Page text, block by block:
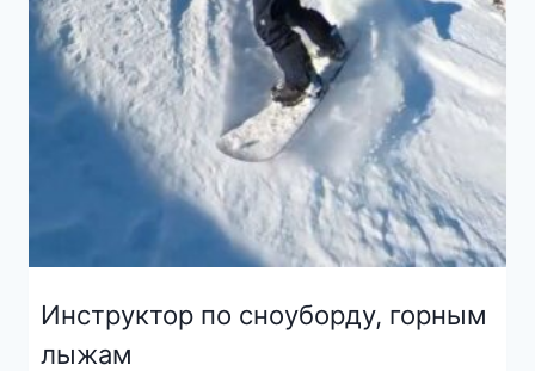
Инструктор по сноуборду, горным
лыжам